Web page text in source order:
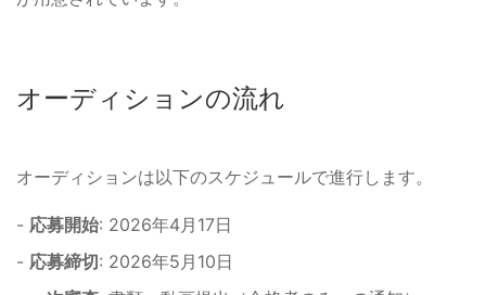
オーディションの流れ
オーディションは以下のスケジュールで進行します。
- 応募開始: 2026年4月17日
- 応募締切: 2026年5月10日